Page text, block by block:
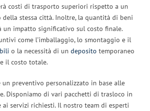
costi di trasporto superiori rispetto a un
della stessa città. Inoltre, la quantità di beni
un impatto significativo sul costo finale.
come l’imballaggio, lo smontaggio e il
o la necessità di un deposito temporaneo
il costo totale.
un preventivo personalizzato in base alle
Disponiamo di vari pacchetti di trasloco in
ai servizi richiesti. Il nostro team di esperti